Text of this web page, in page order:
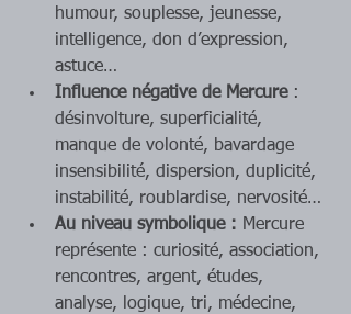
humour, souplesse, jeunesse,
intelligence, don d’expression,
astuce…
Influence négative de Mercure :
désinvolture, superficialité,
manque de volonté, bavardage
insensibilité, dispersion, duplicité,
instabilité, roublardise, nervosité…
Au niveau symbolique : Mercure
représente : curiosité, association,
rencontres, argent, études,
analyse, logique, tri, médecine,